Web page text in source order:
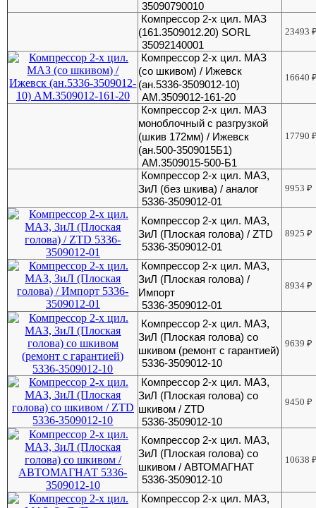
35090790010
Компрессор 2-х цил. МАЗ
(161.3509012.20) SORL
35092140001
23493
Компрессор 2-х цил. МАЗ
(со шкивом) / Ижевск
(ан.5336-3509012-10)
АМ.3509012-161-20
16640
Компрессор 2-х цил. МАЗ
моноблочный с разгрузкой
(шкив 172мм) / Ижевск
(ан.500-3509015Б1)
АМ.3509015-500-Б1
17790
Компрессор 2-х цил. МАЗ,
ЗиЛ (без шкива) / аналог
5336-3509012-01
9953₽
Компрессор 2-х цил. МАЗ,
ЗиЛ (Плоская голова) / ZTD
5336-3509012-01
8925₽
Компрессор 2-х цил. МАЗ,
ЗиЛ (Плоская голова) /
Импорт
5336-3509012-01
8934₽
Компрессор 2-х цил. МАЗ,
ЗиЛ (Плоская голова) со
шкивом (ремонт с гарантией)
5336-3509012-10
9639₽
Компрессор 2-х цил. МАЗ,
ЗиЛ (Плоская голова) со
шкивом / ZTD
5336-3509012-10
9450₽
Компрессор 2-х цил. МАЗ,
ЗиЛ (Плоская голова) со
шкивом / АВТОМАГНАТ
5336-3509012-10
10638
Компрессор 2-х цил. МАЗ,